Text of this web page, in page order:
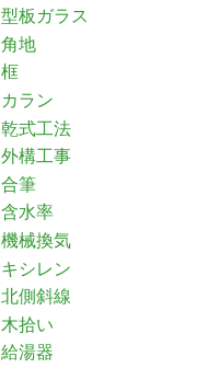
型板ガラス
角地
框
カラン
乾式工法
外構工事
合筆
含水率
機械換気
キシレン
北側斜線
木拾い
給湯器